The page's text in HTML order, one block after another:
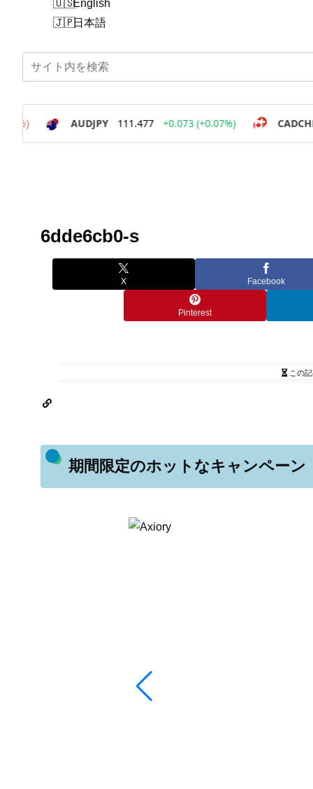
English
日本語
6dde6cb0-s
X Facebook
Pinterest
この
期間限定のホットなキャンペーン